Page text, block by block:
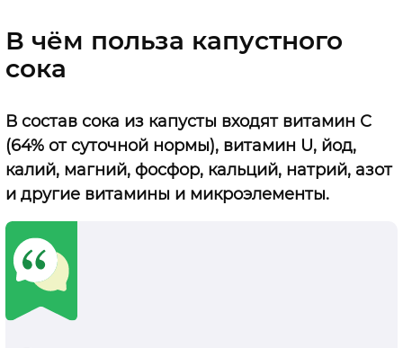
В чём польза капустного
сока
В состав сока из капусты входят витамин С
(64% от суточной нормы), витамин U, йод,
калий, магний, фосфор, кальций, натрий, азот
и другие витамины и микроэлементы.